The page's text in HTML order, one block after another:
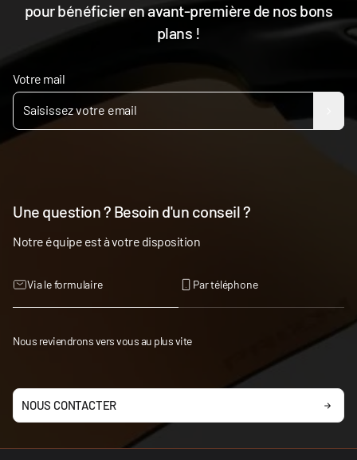
pour bénéficier en avant-première de nos bons
plans !
Votre mail
Une question ? Besoin d'un conseil ?
Notre équipe est à votre disposition
Via le formulaire Par téléphone
Nous reviendrons vers vous au plus vite
NOUS CONTACTER